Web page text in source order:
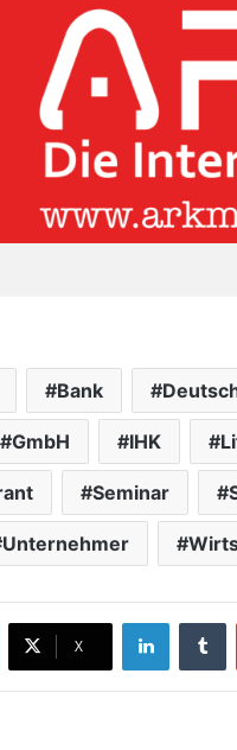
Bank
GmbH IHK
Seminar
Unternehmer
X